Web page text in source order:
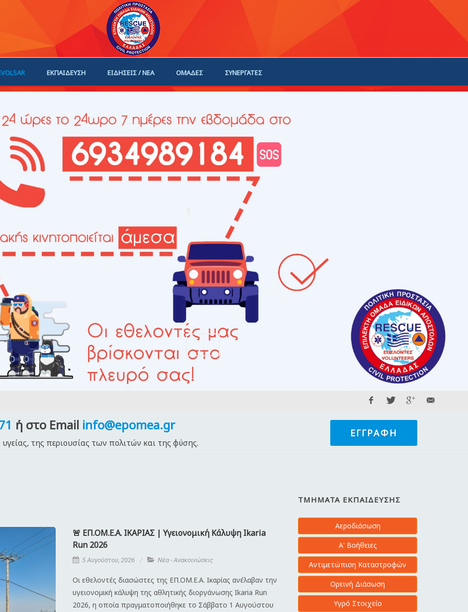
ΕΚΠΑΙΔΕΥΣΗ ΕΙΔΗΣΕΙΣ / ΝΕΑ ΟΜΑΔΕΣ ΣΥΝΕΡΓΑΤΕΣ
,
ή στο Email info@epomea.gr
της περιουσίας των πολιτών και της φύσης.
ΕΓΓΡΑΦΉ
🚨 ΕΠ.ΟΜ.Ε.Α. ΙΚΑΡΙΑΣ | Υγειονομική Κάλυψη Ikaria
Run 2026
5 Αυγούστου, 2026 Νέα - Ανακοινώσεις
Οι εθελοντές διασώστες της ΕΠ.ΟΜ.Ε.Α. Ικαρίας ανέλαβαν την
υγειονομική κάλυψη της αθλητικής διοργάνωσης Ikaria Run
2026, η οποία πραγματοποιήθηκε το Σάββατο 1 Αυγούστου
ΤΜΉΜΑΤΑ ΕΚΠΑΊΔΕΥΣΗΣ
Αεροδιάσωση
Α' Βοήθειες
Αντιμετώπιση Καταστροφών
Ορεινή Διάσωση
Υγρό Στοιχείο